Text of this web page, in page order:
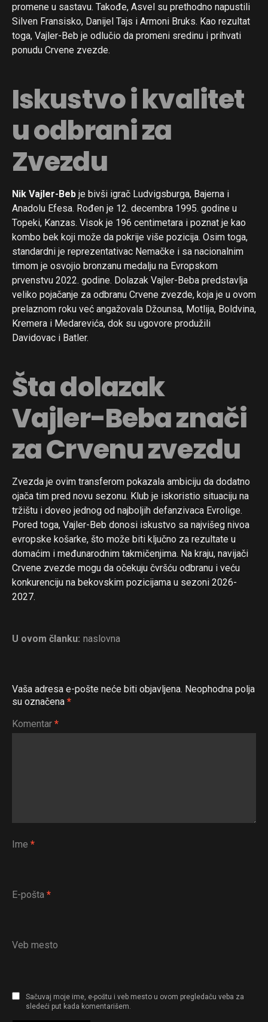
promene u sastavu. Takođe, Asvel su prethodno napustili
Silven Fransisko, Danijel Tajs i Armoni Bruks. Kao rezultat
toga, Vajler-Beb je odlučio da promeni sredinu i prihvati
ponudu Crvene zvezde.
Iskustvo i kvalitet
u odbrani za
Zvezdu
Nik Vajler-Beb je bivši igrač Ludvigsburga, Bajerna i
Anadolu Efesa. Rođen je 12. decembra 1995. godine u
Topeki, Kanzas. Visok je 196 centimetara i poznat je kao
kombo bek koji može da pokrije više pozicija. Osim toga,
standardni je reprezentativac Nemačke i sa nacionalnim
timom je osvojio bronzanu medalju na Evropskom
prvenstvu 2022. godine. Dolazak Vajler-Beba predstavlja
veliko pojačanje za odbranu Crvene zvezde, koja je u ovom
prelaznom roku već angažovala Džounsa, Motlija, Boldvina,
Kremera i Medarevića, dok su ugovore produžili
Davidovac i Batler.
Šta dolazak
Vajler-Beba znači
za Crvenu zvezdu
Zvezda je ovim transferom pokazala ambiciju da dodatno
ojača tim pred novu sezonu. Klub je iskoristio situaciju na
tržištu i doveo jednog od najboljih defanzivaca Evrolige.
Pored toga, Vajler-Beb donosi iskustvo sa najvišeg nivoa
evropske košarke, što može biti ključno za rezultate u
domaćim i međunarodnim takmičenjima. Na kraju, navijači
Crvene zvezde mogu da očekuju čvršću odbranu i veću
konkurenciju na bekovskim pozicijama u sezoni 2026-
2027.
U ovom članku: naslovna
Vaša adresa e-pošte neće biti objavljena. Neophodna polja
su označena *
Komentar *
Ime *
E-pošta *
Veb mesto
Sačuvaj moje ime, e-poštu i veb mesto u ovom pregledaču veba za
sledeći put kada komentarišem.